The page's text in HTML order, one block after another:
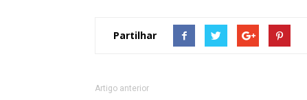
Partilhar
Artigo anterior